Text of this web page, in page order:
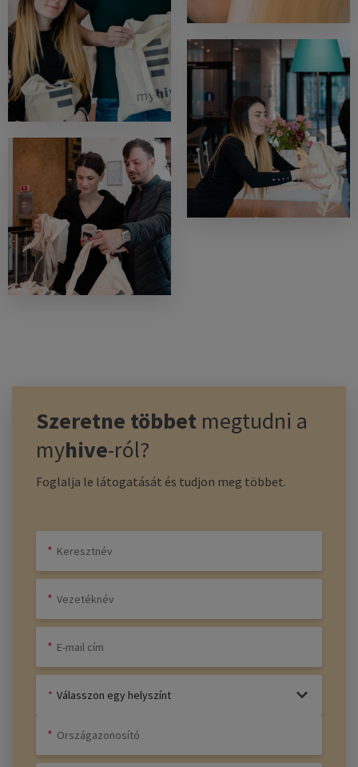
Szeretne többet megtudni a
myhive-ról?
Foglalja le látogatását és tudjon meg többet.
Válasszon egy helyszínt